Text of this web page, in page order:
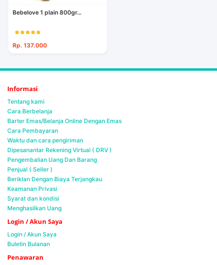
Bebelove 1 plain 800gr...
Rp. 137.000
Informasi
Tentang kami
Cara Berbelanja
Barter Emas/Belanja Online Dengan Emas
Cara Pembayaran
Waktu dan cara pengiriman
Dipesanantar Rekening Virtual ( DRV )
Pengembalian Uang Dan Barang
Penjual ( Seller )
Beriklan Dengan Biaya Terjangkau
Keamanan Privasi
Syarat dan kondisi
Menghasilkan Uang
Login / Akun Saya
Login / Akun Saya
Buletin Bulanan
Penawaran